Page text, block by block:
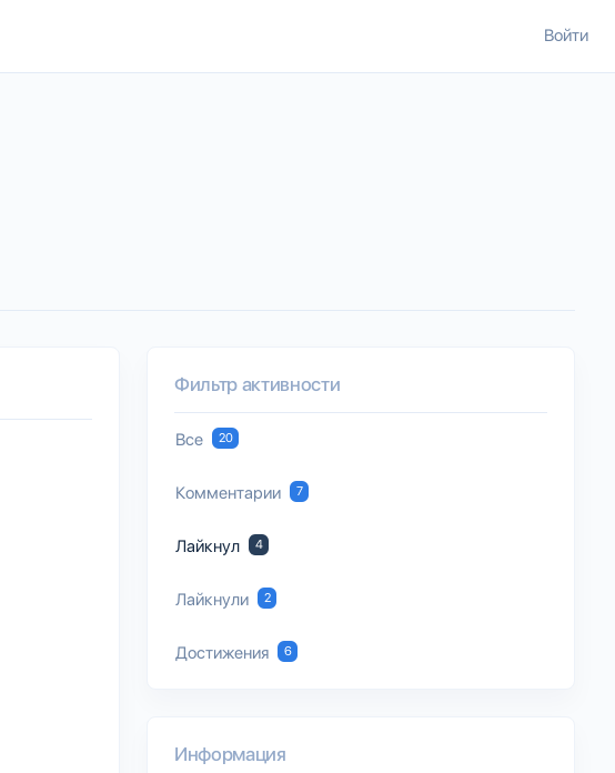
Войти
Фильтр активности
Все 20
Комментарии 7
Лайкнул 4
Лайкнули 2
Достижения 6
Информация